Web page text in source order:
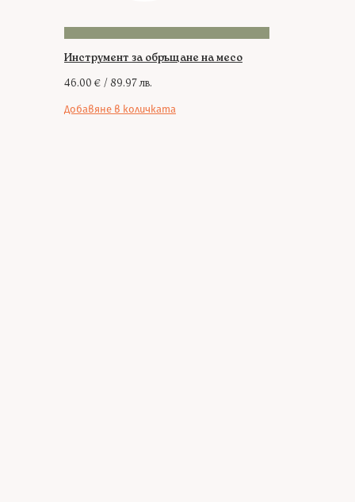
Инструмент за обръщане на месо
46.00 € / 89.97 лв.
Добавяне в количката